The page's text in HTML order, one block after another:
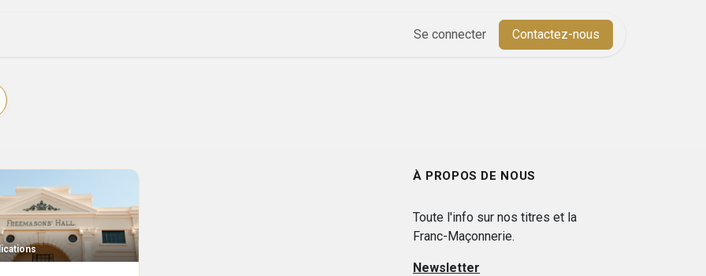
Cours
Se connecter Contactez-nous
À PROPOS DE NOUS
Toute l'info sur nos titres et la
Franc-Maçonnerie.
Newsletter